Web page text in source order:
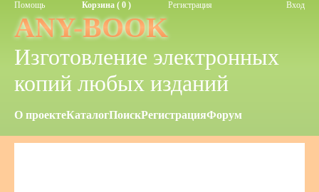
Помощь Корзина ( 0 ) Регистрация Вход
ANY-BOOK
Изготовление электронных
копий любых изданий
О проектеКаталогПоискРегистрацияФорум